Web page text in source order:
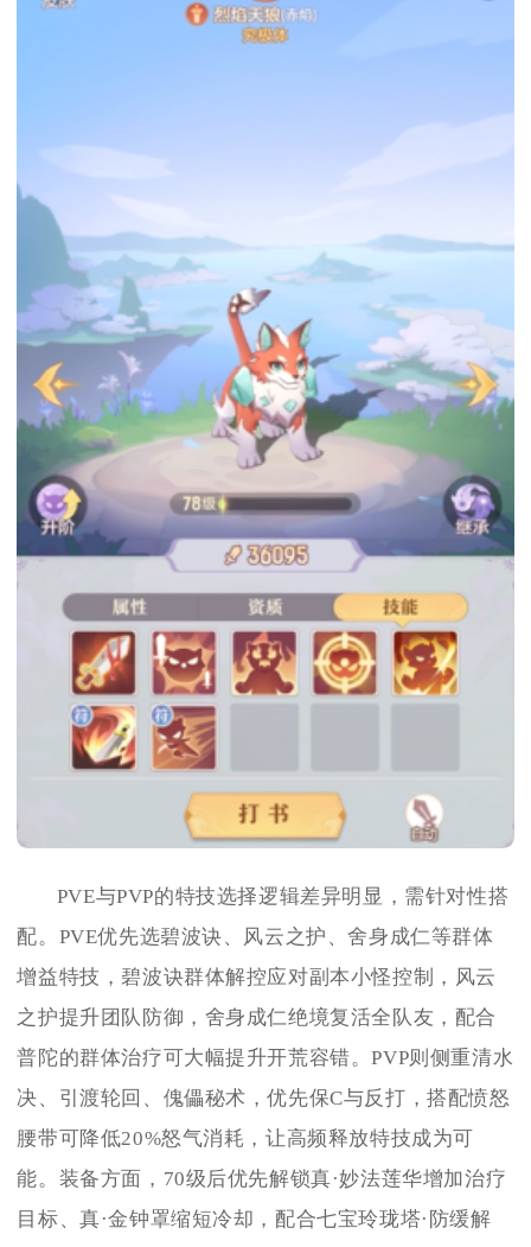
PVE与PVP的特技选择逻辑差异明显，需针对性搭
配。PVE优先选碧波诀、风云之护、舍身成仁等群体
增益特技，碧波诀群体解控应对副本小怪控制，风云
之护提升团队防御，舍身成仁绝境复活全队友，配合
普陀的群体治疗可大幅提升开荒容错。PVP则侧重清水
决、引渡轮回、傀儡秘术，优先保C与反打，搭配愤怒
腰带可降低20%怒气消耗，让高频释放特技成为可
能。装备方面，70级后优先解锁真·妙法莲华增加治疗
目标、真·金钟罩缩短冷却，配合七宝玲珑塔·防缓解